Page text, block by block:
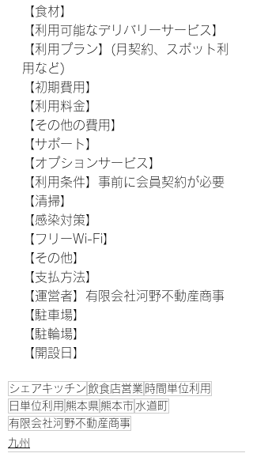
【食材】
【利用可能なデリバリーサービス】
【利用プラン】(月契約、スポット利
用など)
【初期費用】
【利用料金】
【その他の費用】
【サポート】
【オプションサービス】
【利用条件】事前に会員契約が必要
【清掃】
【感染対策】
【フリーWi-Fi】
【その他】
【支払方法】
【運営者】有限会社河野不動産商事
【駐車場】
【駐輪場】
【開設日】
シェアキッチン 飲食店営業 時間単位利用
日単位利用 熊本県 熊本市 水道町
有限会社河野不動産商事
九州